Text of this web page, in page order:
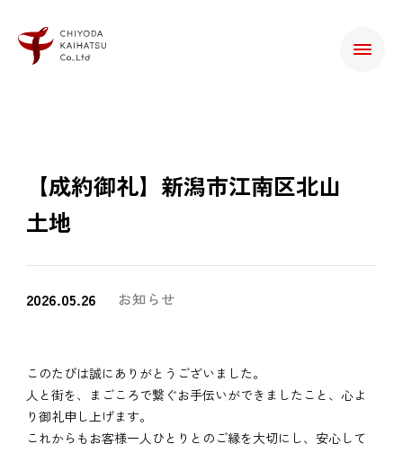
【成約御礼】新潟市江南区北山
土地
2026.05.26 お知らせ
このたびは誠にありがとうございました。
人と街を、まごころで繋ぐお手伝いができましたこと、心よ
り御礼申し上げます。
これからもお客様一人ひとりとのご縁を大切にし、安心して